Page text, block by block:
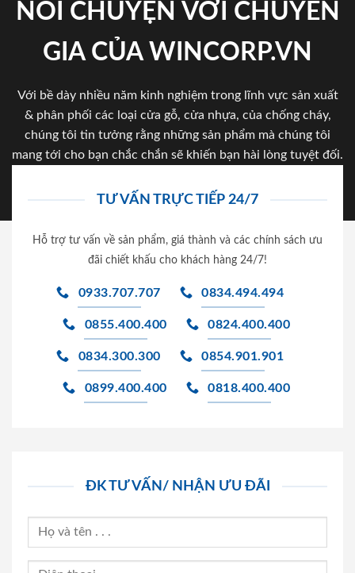
NÓI CHUYỆN VỚI CHUYÊN
GIA CỦA WINCORP.VN
Với bề dày nhiều năm kinh nghiệm trong lĩnh vực sản xuất
& phân phối các loại cửa gỗ, cửa nhựa, của chống cháy,
chúng tôi tin tưởng rằng những sản phẩm mà chúng tôi
mang tới cho bạn chắc chắn sẽ khiến bạn hài lòng tuyệt đối.
TƯ VẤN TRỰC TIẾP 24/7
Hỗ trợ tư vấn về sản phẩm, giá thành và các chính sách ưu
đãi chiết khấu cho khách hàng 24/7!
0933.707.707 0834.494.494
0855.400.400 0824.400.400
0834.300.300 0854.901.901
0899.400.400 0818.400.400
ĐK TƯ VẤN/ NHẬN ƯU ĐÃI